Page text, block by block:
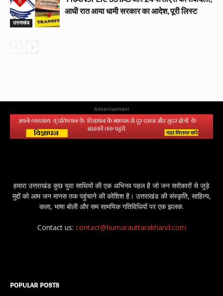
उत्तराखंड
आधी रात आया धामी सरकार का आदेश, पूरी लिस्ट
Advertisement
हमारा उत्तराखंड कुछ युवा साथियों की एक अभिनव पहल है जो जन सरोकारों से जुड़े
मुद्दों को आम जन मानस तक पहुंचाने की कोशिश है। उत्तराखंड की संस्कृति, साहित्य,
कला, भाषा बोली और सम सामयिक गतिविधियों पर एक झलक.
Contact us: contact@humarauttarakhand.com
POPULAR POSTS